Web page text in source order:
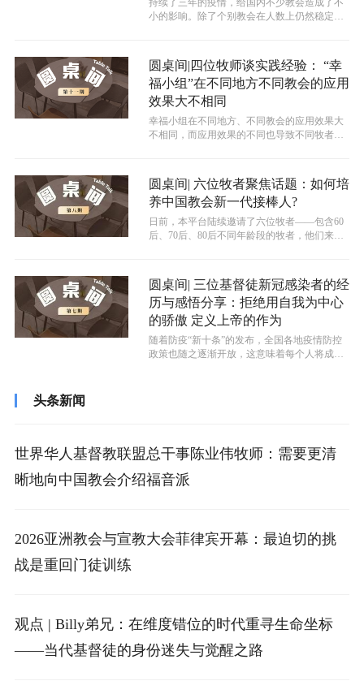
持续了三年的疫情，给国内不少教会造成了不
小的影响。除了个别教会在人数上仍然稳定增
圆桌间|四位牧师谈实践经验： “幸
福小组”在不同地方不同教会的应用
效果大不相同
幸福小组在不同地方、不同教会的应用效果大
不相同，而应用效果的不同也导致不同牧者对
圆桌间| 六位牧者聚焦话题：如何培
养中国教会新一代接棒人?
日前，本平台陆续邀请了六位牧者——包含60
后、70后、80后不同年龄段的牧者，他们来自
圆桌间| 三位基督徒新冠感染者的经
历与感悟分享：拒绝用自我为中心
的骄傲 定义上帝的作为
随着防疫“新十条”的发布，全国各地疫情防控
政策也随之逐渐开放，这意味着每个人将成为
头条新闻
世界华人基督教联盟总干事陈业伟牧师：需要更清
晰地向中国教会介绍福音派
2026亚洲教会与宣教大会菲律宾开幕：最迫切的挑
战是重回门徒训练
观点 | Billy弟兄：在维度错位的时代重寻生命坐标
——当代基督徒的身份迷失与觉醒之路